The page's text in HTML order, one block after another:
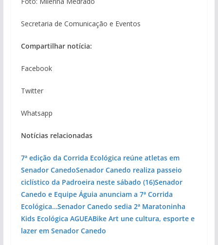
Secretaria de Comunicação e Eventos
Compartilhar notícia:
Facebook
Twitter
Whatsapp
Notícias relacionadas
7ª edição da Corrida Ecológica reúne atletas em
Senador CanedoSenador Canedo realiza passeio
ciclístico da Padroeira neste sábado (16)Senador
Canedo e Equipe Águia anunciam a 7ª Corrida
Ecológica…Senador Canedo sedia 2ª Maratoninha
Kids Ecológica AGUEABike Art une cultura, esporte e
lazer em Senador Canedo